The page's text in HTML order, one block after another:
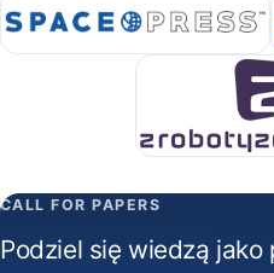
CALL FOR PAPERS
Podziel się wiedzą jako